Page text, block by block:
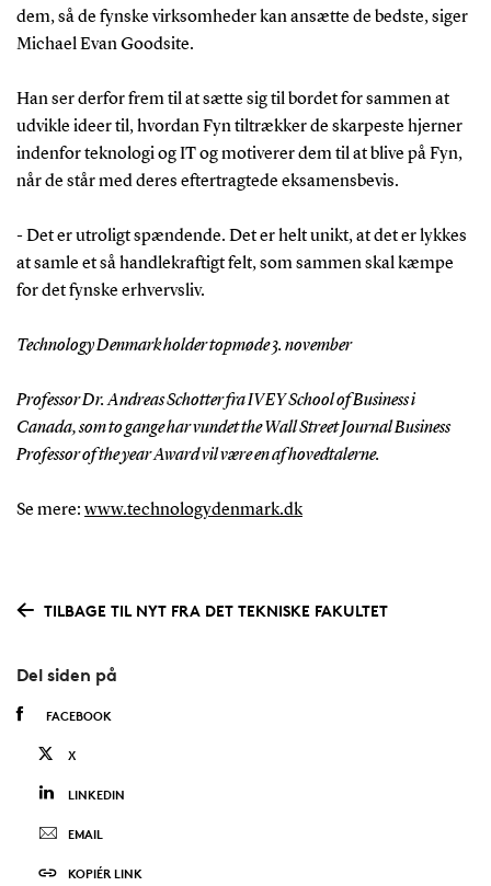
dem, så de fynske virksomheder kan ansætte de bedste, siger
Michael Evan Goodsite.
Han ser derfor frem til at sætte sig til bordet for sammen at
udvikle ideer til, hvordan Fyn tiltrækker de skarpeste hjerner
indenfor teknologi og IT og motiverer dem til at blive på Fyn,
når de står med deres eftertragtede eksamensbevis.
- Det er utroligt spændende. Det er helt unikt, at det er lykkes
at samle et så handlekraftigt felt, som sammen skal kæmpe
for det fynske erhvervsliv.
Technology Denmark holder topmøde 3. november
Professor Dr. Andreas Schotter fra IVEY School of Business i
Canada, som to gange har vundet the Wall Street Journal Business
Professor of the year Award vil være en af hovedtalerne.
Se mere: www.technologydenmark.dk
TILBAGE TIL NYT FRA DET TEKNISKE FAKULTET
Del siden på
FACEBOOK
X
LINKEDIN
EMAIL
KOPIÉR LINK